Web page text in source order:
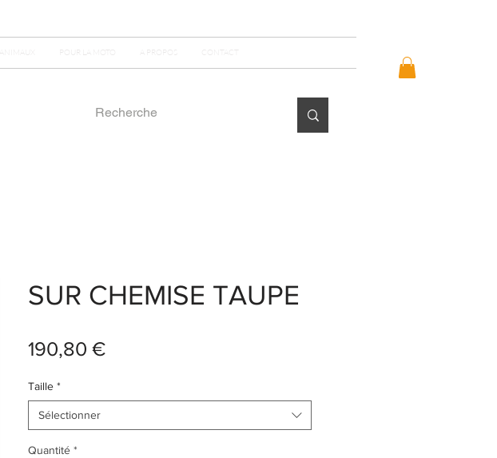
ANIMAUX POUR LA MOTO A PROPOS CONTACT
SUR CHEMISE TAUPE
190,80 €Prix
Taille *
Sélectionner
Quantité *